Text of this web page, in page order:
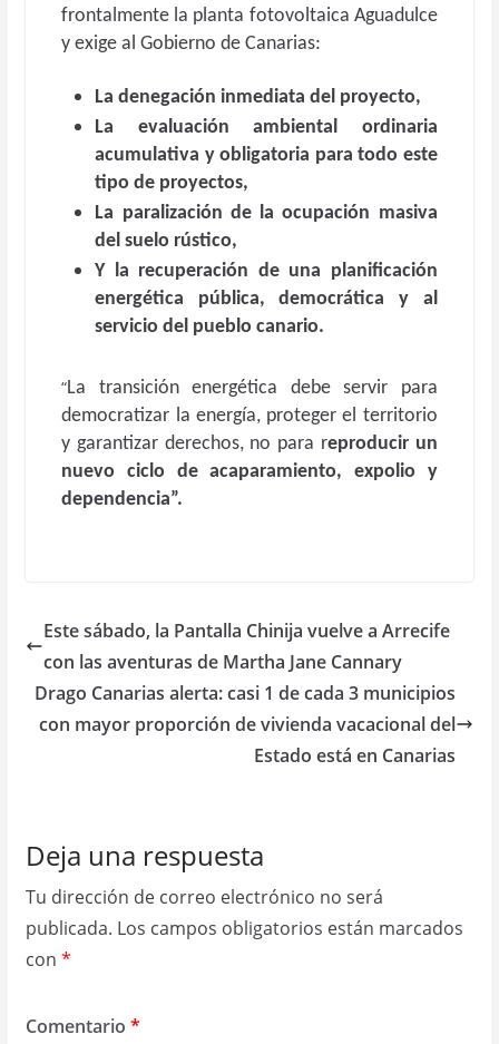
frontalmente la planta fotovoltaica Aguadulce
y exige al Gobierno de Canarias:
La denegación inmediata del proyecto,
La evaluación ambiental ordinaria
acumulativa y obligatoria para todo este
tipo de proyectos,
La paralización de la ocupación masiva
del suelo rústico,
Y la recuperación de una planificación
energética pública, democrática y al
servicio del pueblo canario.
“La transición energética debe servir para
democratizar la energía, proteger el territorio
y garantizar derechos, no para reproducir un
nuevo ciclo de acaparamiento, expolio y
dependencia”.
Este sábado, la Pantalla Chinija vuelve a Arrecife
con las aventuras de Martha Jane Cannary
Drago Canarias alerta: casi 1 de cada 3 municipios
con mayor proporción de vivienda vacacional del
Estado está en Canarias
Deja una respuesta
Tu dirección de correo electrónico no será
publicada. Los campos obligatorios están marcados
con *
Comentario *